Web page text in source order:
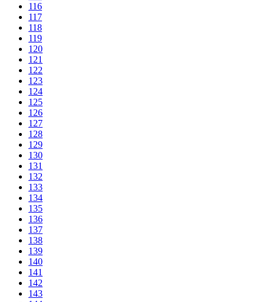
116
117
118
119
120
121
122
123
124
125
126
127
128
129
130
131
132
133
134
135
136
137
138
139
140
141
142
143